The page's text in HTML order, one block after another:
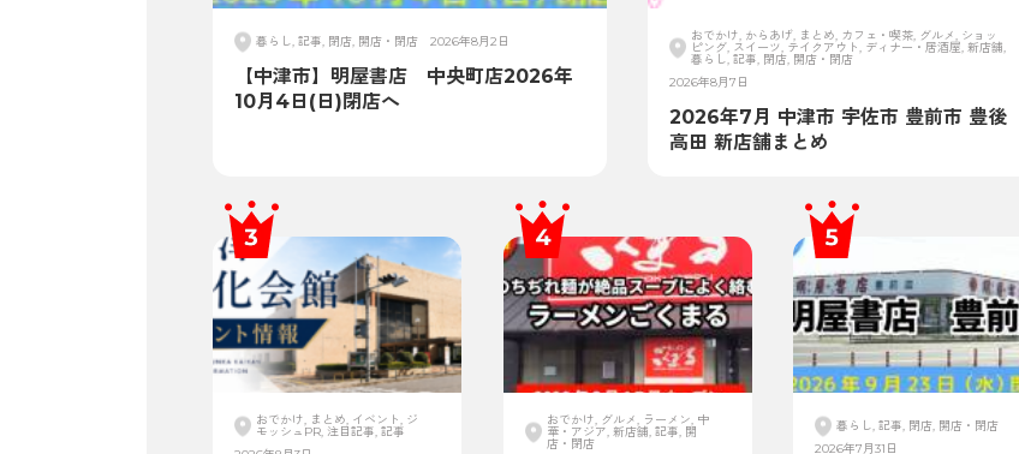
暮らし, 記事, 閉店, 開店・閉店 2026年8月2日
【中津市】明屋書店 中央町店2026年
10月4日(日)閉店へ
おでかけ, からあげ, まとめ, カフェ・喫茶, グルメ, ショッ
ピング, スイーツ, テイクアウト, ディナー・居酒屋, 新店舗,
暮らし, 記事, 閉店, 開店・閉店
2026年8月7日
2026年7月 中津市 宇佐市 豊前市 豊後
高田 新店舗まとめ
おでかけ, まとめ, イベント, ジ
モッシュPR, 注目記事, 記事
おでかけ, グルメ, ラーメン, 中
華・アジア, 新店舗, 記事, 開
店・閉店
暮らし, 記事, 閉店, 開店・閉店
2026年7月31日